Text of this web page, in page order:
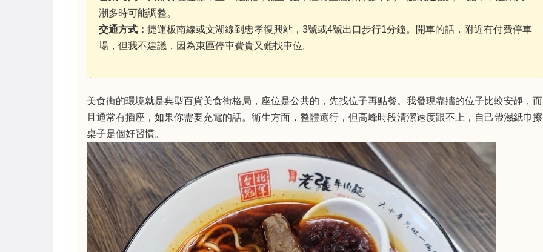
潮多時可能調整。
交通方式：捷運板南線或文湖線到忠孝復興站，3號或4號出口步行1分鐘。開車的話，附近有付費停車
場，但我不建議，因為東區停車費貴又難找車位。
美食街的環境就是典型百貨美食街格局，座位是公共的，先找位子再點餐。我發現靠牆的位子比較安靜，而
且通常有插座，如果你需要充電的話。衛生方面，整體還行，但高峰時段清潔速度跟不上，自己帶濕紙巾擦
桌子是個好習慣。